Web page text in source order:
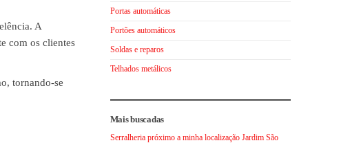
A
com os clientes
tornando-se
Portas automáticas
Portões automáticos
Soldas e reparos
Telhados metálicos
Mais buscadas
Serralheria próximo a minha localização Jardim São